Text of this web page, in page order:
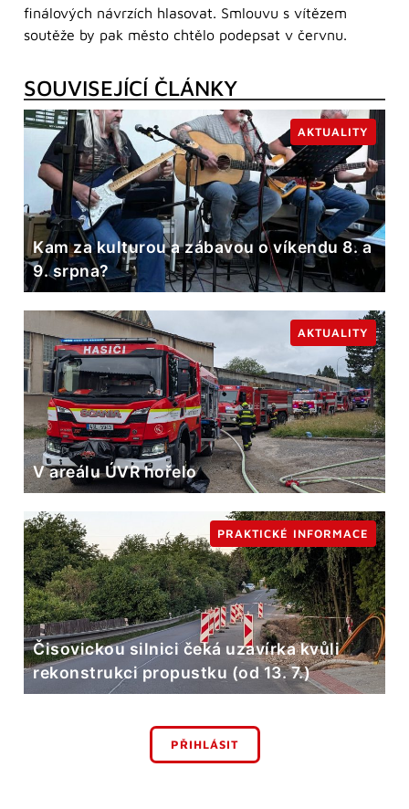
finálových návrzích hlasovat. Smlouvu s vítězem
soutěže by pak město chtělo podepsat v červnu.
SOUVISEJÍCÍ ČLÁNKY
Kam za kulturou a zábavou o víkendu 8. a
9. srpna?
AKTUALITY
V areálu ÚVR hořelo
AKTUALITY
Čisovickou silnici čeká uzavírka kvůli
rekonstrukci propustku (od 13. 7.)
PRAKTICKÉ INFORMACE
PŘIHLÁSIT